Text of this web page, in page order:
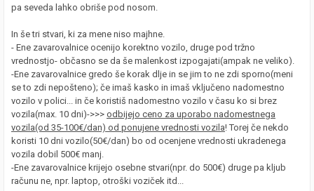
pa seveda lahko obriše pod nosom.
In še tri stvari, ki za mene niso majhne.
- Ene zavarovalnice ocenijo korektno vozilo, druge pod tržno
vrednostjo- občasno se da še malenkost izpogajati(ampak ne veliko).
-Ene zavarovalnice gredo še korak dlje in se jim to ne zdi sporno(meni
se to zdi nepošteno); če imaš kasko in imaš vključeno nadomestno
vozilo v polici... in če koristiš nadomestno vozilo v času ko si brez
vozila(max. 10 dni)->>> odbijejo ceno za uporabo nadomestnega
vozila(od 35-100€/dan) od ponujene vrednosti vozila! Torej če nekdo
koristi 10 dni vozilo(50€/dan) bo od ocenjene vrednosti ukradenega
vozila dobil 500€ manj.
-Ene zavarovalnice krijejo osebne stvari(npr. do 500€) druge pa kljub
računu ne, npr. laptop, otroški voziček itd...